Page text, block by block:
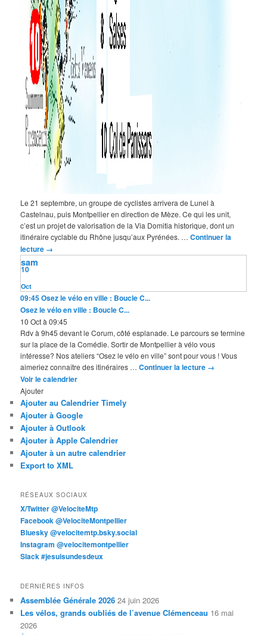
Le 21 septembre, un groupe de cyclistes arrivera de Lunel à
Castelnau, puis Montpellier en direction de Mèze. Ce qui les unit,
c’est un projet de valorisation de la Via Domitia historique, dont un
itinéraire cyclable du Rhône jusqu’aux Pyrénées. …Continuer la
lecture →
Oct
10
sam
09:45Osez le vélo en ville : Boucle C...
Osez le vélo en ville : Boucle C...
10 Oct à 09:45
Rdv à 9h45 devant le Corum, côté esplanade. Le parcours se termine
sur la place de la Comédie. Sortir de Montpellier à vélo vous
intéresse? Nos ateliers “Osez le vélo en ville” sont pour vous ! Vous
aimeriez connaître des itinéraires …Continuer la lecture →
Voir le calendrier
Ajouter
Ajouter au Calendrier Timely
Ajouter à Google
Ajouter à Outlook
Ajouter à Apple Calendrier
Ajouter à un autre calendrier
Export to XML
RÉSEAUX SOCIAUX
X/Twitter @VelociteMtp
Facebook @VelociteMontpellier
Bluesky @velocitemtp.bsky.social
Instagram @velocitemontpellier
Slack #jesuisundesdeux
DERNIÈRES INFOS
Assemblée Générale 2026 24 juin 2026
Les vélos, grands oubliés de l’avenue Clémenceau 16 mai
2026